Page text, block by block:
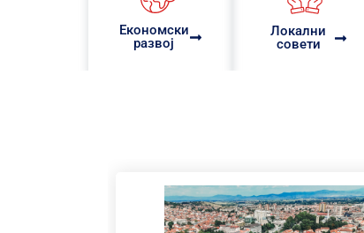
Eкономски
развој
Локални
совети